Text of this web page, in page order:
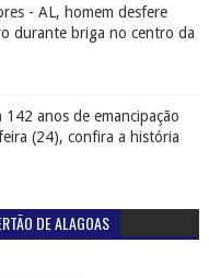
- AL, homem desfere
durante briga no centro da
anos de emancipação
(24), confira a história
DE ALAGOAS